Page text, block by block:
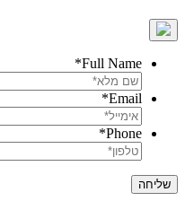
Full Name
*
Email
*
Phone
*
שליחה